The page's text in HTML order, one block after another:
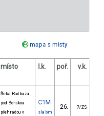
mapa s místy
místo l.k. poř. v.k.
Řeka Radbuza
pod Borskou
přehradou v
C1M
slalom
26. 7/ZS